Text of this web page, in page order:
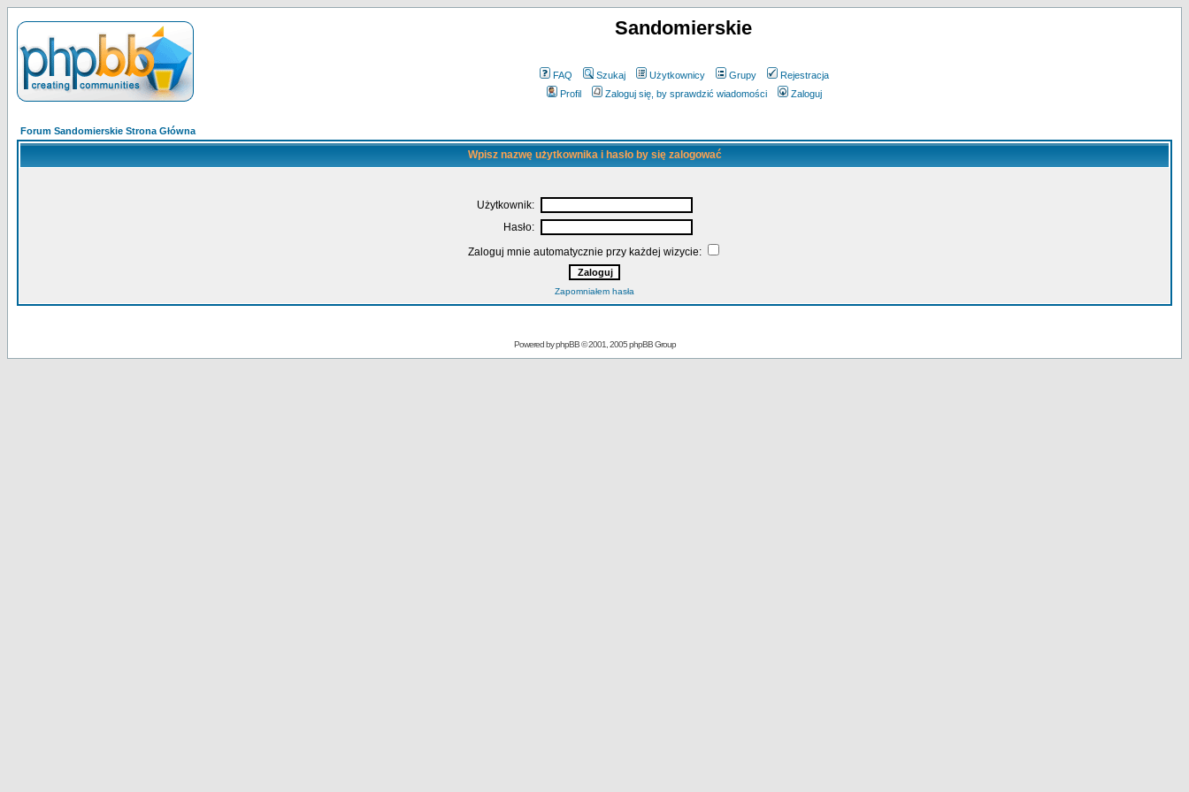
Sandomierskie
FAQ Szukaj Użytkownicy Grupy
Rejestracja
Profil
Zaloguj się, by sprawdzić wiadomości Zaloguj
Forum Sandomierskie Strona Główna
Wpisz nazwę użytkownika i hasło by się zalogować
Użytkownik:
Hasło:
Zaloguj mnie automatycznie przy każdej wizycie:
Zapomniałem hasła
Powered byphpBB© 2001, 2005 phpBB Group